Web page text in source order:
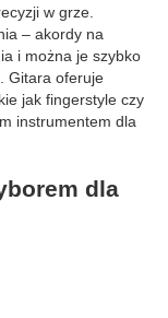
w grze.
– akordy na
i można je szybko
Gitara oferuje
jak fingerstyle czy
instrumentem dla
dla